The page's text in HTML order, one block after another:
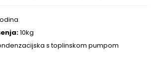
10kg
s toplinskom pumpom